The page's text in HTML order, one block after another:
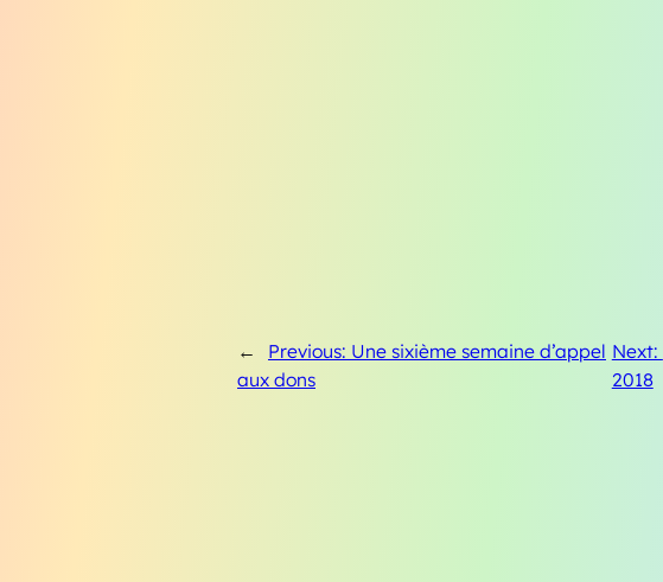
← Previous: Une sixième semaine d’appel
aux dons
Next:
2018